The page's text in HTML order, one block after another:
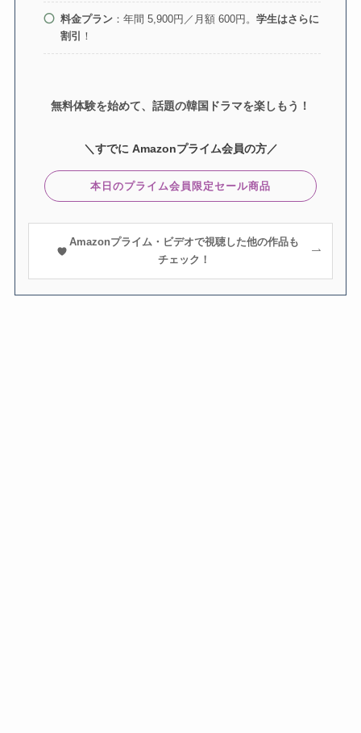
料金プラン：年間 5,900円／月額 600円。 学生はさらに
割引
！
無料体験を始めて、話題の韓国ドラマを楽しもう！
＼すでに Amazonプライム会員の方／
本日のプライム会員限定セール商品
Amazonプライム・ビデオで視聴した他の作品も
チェック！